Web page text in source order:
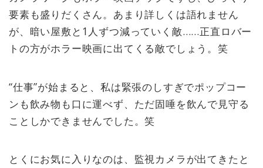
要素も盛りだくさん。あまり詳しくは語れません
が、暗い屋敷と1人ずつ減っていく敵……正直ロバー
トの方がホラー映画に出てくる敵でしょう。笑
“仕事”が始まると、私は緊張のしすぎでポップコー
ンも飲み物も口に運べず、ただ固唾を飲んで見守る
ことしかできませんでした。笑
とくにお気に入りなのは、監視カメラが出てきたと